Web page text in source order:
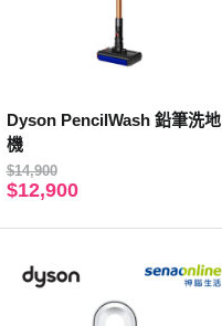
Dyson PencilWash 鉛筆洗地
機
$14,900
$12,900